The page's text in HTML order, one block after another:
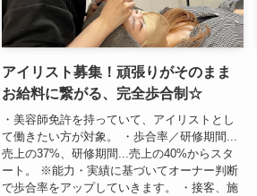
アイリスト募集！頑張りがそのまま
お給料に繋がる、完全歩合制☆
・美容師免許を持っていて、アイリストとし
て働きたい方が対象。 ・歩合率／研修期間...
売上の37%、研修期間...売上の40%からスタ
ート。 ※能力・実績に基づいてオーナー判断
で歩合率をアップしていきます。 ・接客、施